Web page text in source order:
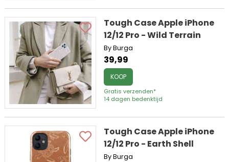
Tough Case Apple iPhone
12/12 Pro - Wild Terrain
By Burga
39,99
KOOP
Gratis verzenden*
14 dagen bedenktijd
Tough Case Apple iPhone
12/12 Pro - Earth Shell
By Burga